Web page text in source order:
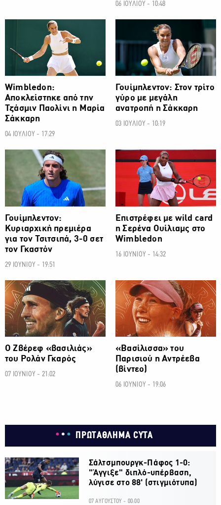
06 ΙΟΥΛΙΟΥ - 10:48
Wimbledon:
Αποκλείστηκε από την
Τζάσμιν Παολίνι η Μαρία
Σάκκαρη
04 ΙΟΥΛΙΟΥ - 17:29
Γουίμπλεντον: Στον τρίτο
γύρο με μεγάλη
ανατροπή η Σάκκαρη
03 ΙΟΥΛΙΟΥ - 10:19
ΑΛΛΑ ΣΠΟΡ
Γουίμπλεντον:
Κυριαρχική πρεμιέρα
για τον Τσιτσιπά, 3-0 σετ
τον Γκαστόν
29 ΙΟΥΝΙΟΥ - 19:51
Επιστρέφει με wild card
η Σερένα Ουίλιαμς στο
Wimbledon
16 ΙΟΥΝΙΟΥ - 14:32
ΑΛΛΑ ΣΠΟΡ
Ο Ζβέρεφ «βασιλιάς»
του Ρολάν Γκαρός
07 ΙΟΥΝΙΟΥ - 21:02
ΑΛΛΑ ΣΠΟΡ
«Βασίλισσα» του
Παρισιού η Αντρέεβα
(βίντεο)
06 ΙΟΥΝΙΟΥ - 19:06
ΠΡΩΤΑΘΛΗΜΑ CYTA
Σάλτσμπουργκ-Πάφος 1-0:
"Άγγιξε" διπλό-υπέρβαση,
λύγισε στο 88' (στιγμιότυπα)
07 ΑΥΓΟΥΣΤΟΥ - 00:00